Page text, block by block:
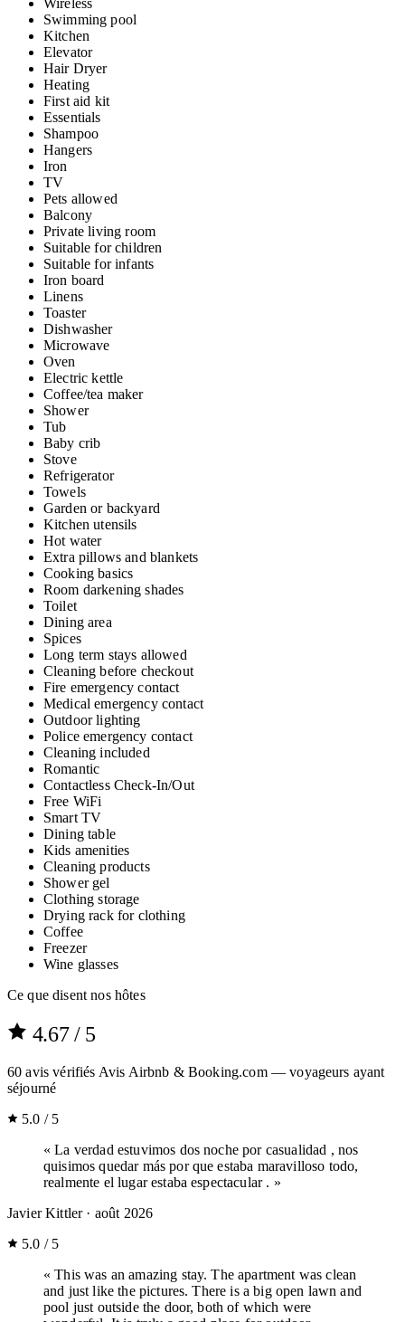
Wireless
Swimming pool
Kitchen
Elevator
Hair Dryer
Heating
First aid kit
Essentials
Shampoo
Hangers
Iron
TV
Pets allowed
Balcony
Private living room
Suitable for children
Suitable for infants
Iron board
Linens
Toaster
Dishwasher
Microwave
Oven
Electric kettle
Coffee/tea maker
Shower
Tub
Baby crib
Stove
Refrigerator
Towels
Garden or backyard
Kitchen utensils
Hot water
Extra pillows and blankets
Cooking basics
Room darkening shades
Toilet
Dining area
Spices
Long term stays allowed
Cleaning before checkout
Fire emergency contact
Medical emergency contact
Outdoor lighting
Police emergency contact
Cleaning included
Romantic
Contactless Check-In/Out
Free WiFi
Smart TV
Dining table
Kids amenities
Cleaning products
Shower gel
Clothing storage
Drying rack for clothing
Coffee
Freezer
Wine glasses
Ce que disent nos hôtes
4.67 / 5
60 avis vérifiés Avis Airbnb & Booking.com — voyageurs ayant
séjourné
5.0 / 5
« La verdad estuvimos dos noche por casualidad , nos
quisimos quedar más por que estaba maravilloso todo,
realmente el lugar estaba espectacular . »
Javier Kittler· août 2026
5.0 / 5
« This was an amazing stay. The apartment was clean
and just like the pictures. There is a big open lawn and
pool just outside the door, both of which were